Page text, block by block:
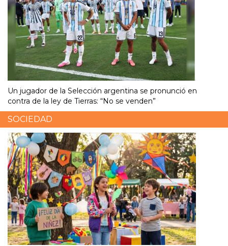
Un jugador de la Selección argentina se pronunció en
contra de la ley de Tierras: “No se venden”
SOCIEDAD